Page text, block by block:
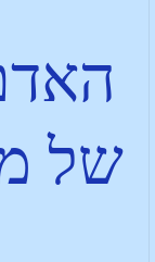
של